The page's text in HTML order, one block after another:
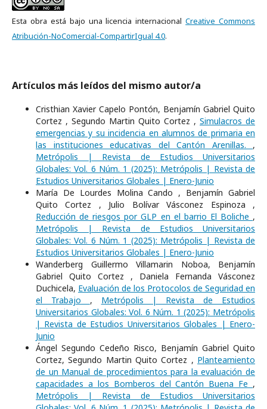
Esta obra está bajo una licencia internacionalCreative Commons
Atribución-NoComercial-CompartirIgual 4.0.
Artículos más leídos del mismo autor/a
Cristhian Xavier Capelo Pontón, Benjamín Gabriel Quito
Cortez , Segundo Martin Quito Cortez , Simulacros de
emergencias y su incidencia en alumnos de primaria en
las instituciones educativas del Cantón Arenillas. ,
Metrópolis | Revista de Estudios Universitarios
Globales: Vol. 6 Núm. 1 (2025): Metrópolis | Revista de
Estudios Universitarios Globales | Enero-Junio
María De Lourdes Molina Cando , Benjamín Gabriel
Quito Cortez , Julio Bolívar Vásconez Espinoza ,
Reducción de riesgos por GLP en el barrio El Boliche ,
Metrópolis | Revista de Estudios Universitarios
Globales: Vol. 6 Núm. 1 (2025): Metrópolis | Revista de
Estudios Universitarios Globales | Enero-Junio
Wanderberg Guillermo Villamarin Noboa, Benjamín
Gabriel Quito Cortez , Daniela Fernanda Vásconez
Duchicela, Evaluación de los Protocolos de Seguridad en
el Trabajo , Metrópolis | Revista de Estudios
Universitarios Globales: Vol. 6 Núm. 1 (2025): Metrópolis
| Revista de Estudios Universitarios Globales | Enero-
Junio
Ángel Segundo Cedeño Risco, Benjamín Gabriel Quito
Cortez, Segundo Martin Quito Cortez , Planteamiento
de un Manual de procedimientos para la evaluación de
capacidades a los Bomberos del Cantón Buena Fe ,
Metrópolis | Revista de Estudios Universitarios